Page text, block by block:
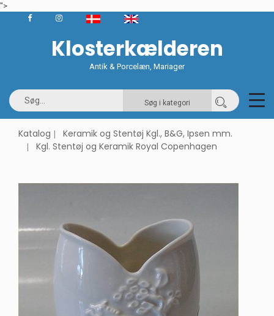
">
Klosterkælderen
Antik & Porcelæn, Mariager
Søg i kategori
Katalog
Keramik og Stentøj Kgl., B&G, Ipsen mm.
Kgl. Stentøj og Keramik Royal Copenhagen